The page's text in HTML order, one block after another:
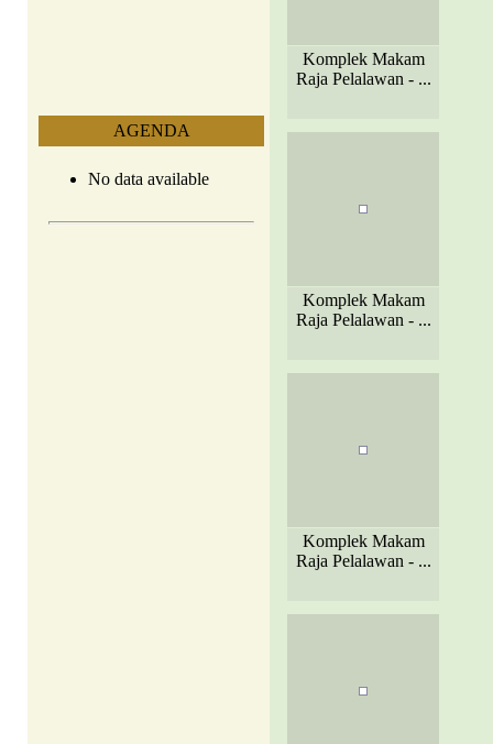
AGENDA
No data available
Komplek Makam
Raja Pelalawan - ...
Komplek Makam
Raja Pelalawan - ...
Komplek Makam
Raja Pelalawan - ...